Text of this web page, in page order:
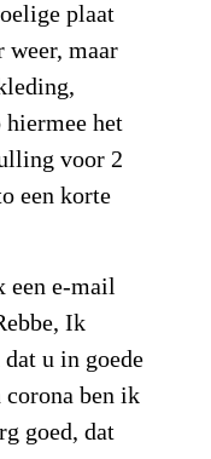
plaat
weer, maar
het
voor 2
een korte
een e-mail
Ik
u in goede
corona ben ik
goed, dat